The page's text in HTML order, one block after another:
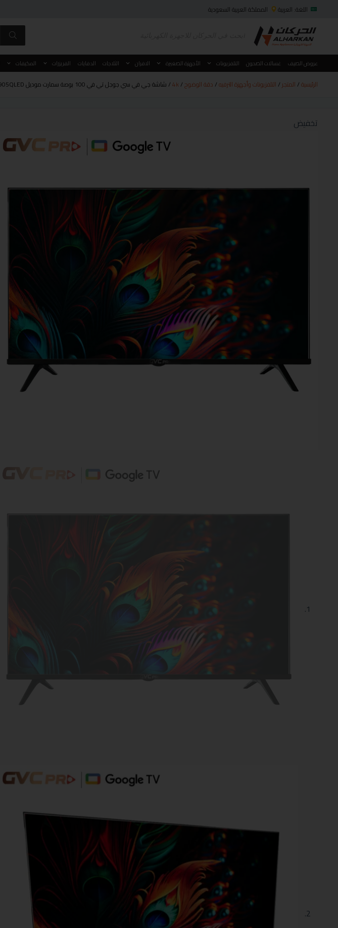
اللغة: العربية المملكة العربية السعودية
عروض الصيف غسالات الصحون التلفزيونات الأجهزة الصغيرة الافران الثلاجات الدفايات الفريزرات المكيفات
الرئيسية/ المتجر / التلفزيونات وأجهزة الترفيه/ دقة الوضوح/
4k/ شاشة جي في سي جوجل تي في 100 بوصة سمارت موديل GVC PRO 100GOG905QLED
تخفيض